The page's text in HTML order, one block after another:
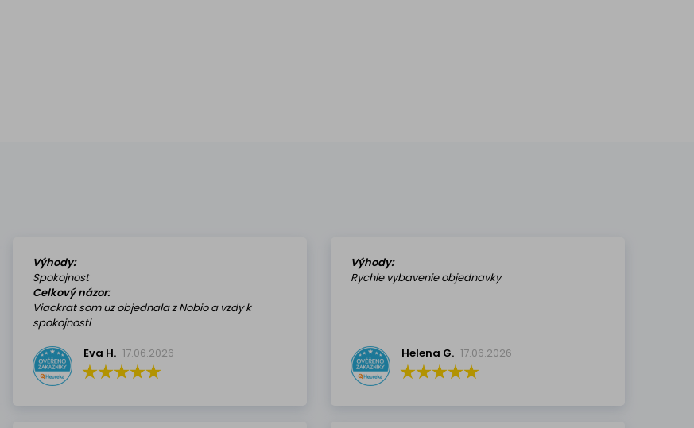
Výhody:
Spokojnost
Celkový názor:
Viackrat som uz objednala z Nobio a vzdy k
spokojnosti
Eva H. 17.06.2026
Výhody:
Rychle vybavenie objednavky
Helena G. 17.06.2026